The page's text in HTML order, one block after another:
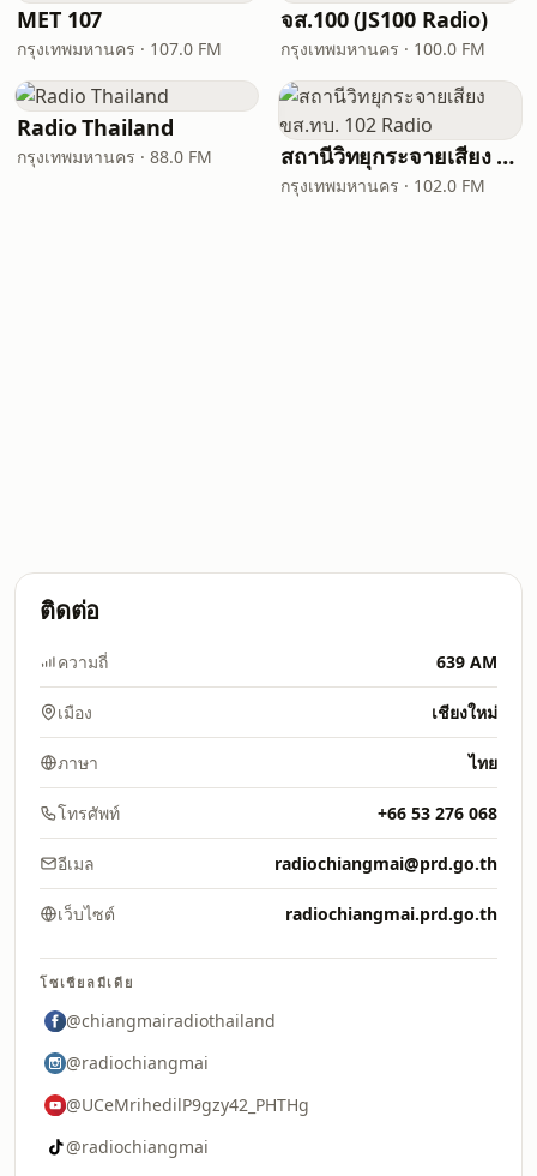
MET 107
กรุงเทพมหานคร · 107.0 FM
จส.100 (JS100 Radio)
กรุงเทพมหานคร · 100.0 FM
Radio Thailand
กรุงเทพมหานคร · 88.0 FM สถานีวิทยุกระจายเสียง ขส.ทบ. 102 Radio
กรุงเทพมหานคร · 102.0 FM
ติดต่อ
ความถี่ 639 AM
เมือง เชียงใหม่
ภาษา ไทย
โทรศัพท์ +66 53 276 068
อีเมล radiochiangmai@prd.go.th
เว็บไซต์ radiochiangmai.prd.go.th
โซเชียลมีเดีย
@chiangmairadiothailand
@radiochiangmai
@UCeMrihedilP9gzy42_PHTHg
@radiochiangmai